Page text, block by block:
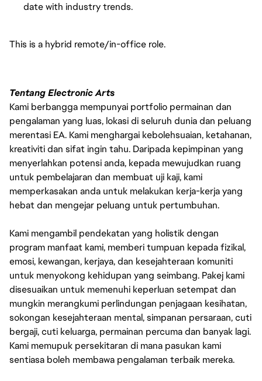
date with industry trends.
This is a hybrid remote/in-office role.
Tentang Electronic Arts
Kami berbangga mempunyai portfolio permainan dan
pengalaman yang luas, lokasi di seluruh dunia dan peluang
merentasi EA. Kami menghargai kebolehsuaian, ketahanan,
kreativiti dan sifat ingin tahu. Daripada kepimpinan yang
menyerlahkan potensi anda, kepada mewujudkan ruang
untuk pembelajaran dan membuat uji kaji, kami
memperkasakan anda untuk melakukan kerja-kerja yang
hebat dan mengejar peluang untuk pertumbuhan.
Kami mengambil pendekatan yang holistik dengan
program manfaat kami, memberi tumpuan kepada fizikal,
emosi, kewangan, kerjaya, dan kesejahteraan komuniti
untuk menyokong kehidupan yang seimbang. Pakej kami
disesuaikan untuk memenuhi keperluan setempat dan
mungkin merangkumi perlindungan penjagaan kesihatan,
sokongan kesejahteraan mental, simpanan persaraan, cuti
bergaji, cuti keluarga, permainan percuma dan banyak lagi.
Kami memupuk persekitaran di mana pasukan kami
sentiasa boleh membawa pengalaman terbaik mereka.